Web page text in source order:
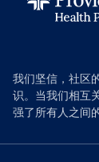
我们坚信，社区
识。当我们相互
强了所有人之间